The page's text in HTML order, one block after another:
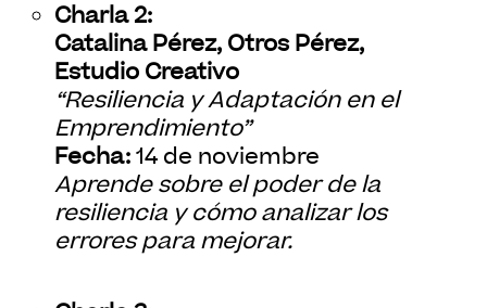
Charla 2:
Catalina Pérez, Otros Pérez,
Estudio Creativo
“Resiliencia y Adaptación en el
Emprendimiento”
Fecha:14 de noviembre
Aprende sobre el poder de la
resiliencia y cómo analizar los
errores para mejorar.